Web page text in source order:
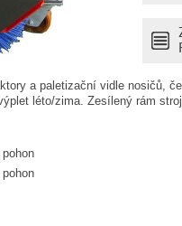
a paletizační vidle nosičů,
léto/zima. Zesílený rám